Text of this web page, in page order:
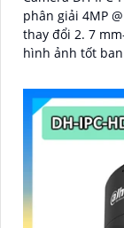
phân giải 4MP
thay đổi 2. 7
hình ảnh tốt